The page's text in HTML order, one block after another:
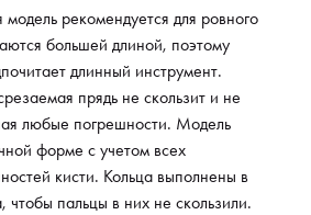
рекомендуется для ровного
большей длиной, поэтому
длинный инструмент.
прядь не скользит и не
любые погрешности. Модель
форме с учетом всех
кисти. Кольца выполнены в
чтобы пальцы в них не скользили.